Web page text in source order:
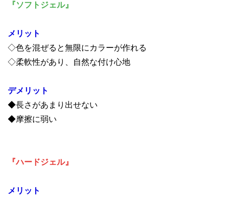
『ソフトジェル』
メリット
◇色を混ぜると無限にカラーが作れる
◇柔軟性があり、自然な付け心地
デメリット
◆長さがあまり出せない
◆摩擦に弱い
『ハードジェル』
メリット